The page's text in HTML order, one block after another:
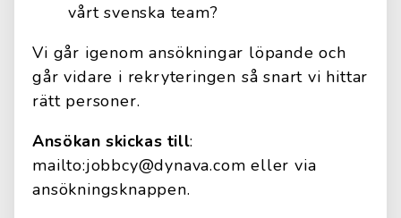
vårt svenska team?
Vi går igenom ansökningar löpande och
går vidare i rekryteringen så snart vi hittar
rätt personer.
Ansökan skickas till:
mailto:jobbcy@dynava.com eller via
ansökningsknappen.